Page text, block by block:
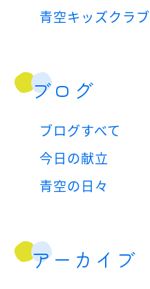
青空キッズクラブ
ブログ
ブログすべて
今日の献立
青空の日々
アーカイブ